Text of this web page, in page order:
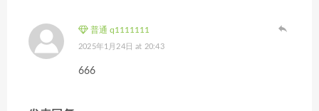
普通 q1111111
2025年1月24日 at 20:43
666